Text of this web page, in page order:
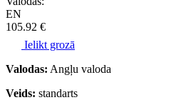
EN
105.92 €
Ielikt grozā
Valodas: Angļu valoda
Veids: standarts